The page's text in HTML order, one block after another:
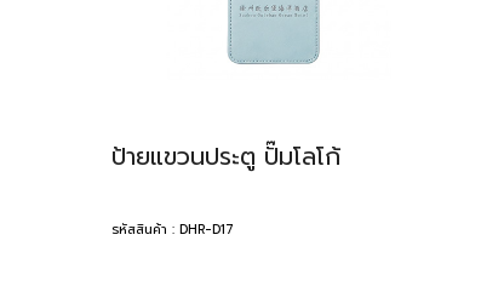
ป้ายแขวนประตู ปั๊มโลโก้
รหัสสินค้า : DHR-D17